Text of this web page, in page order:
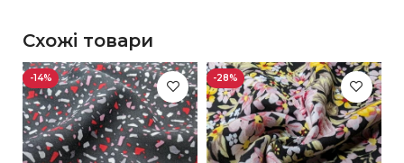
Схожі товари
-14% -28%